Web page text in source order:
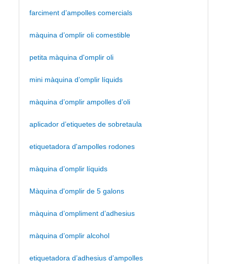
farciment d’ampolles comercials
màquina d’omplir oli comestible
petita màquina d'omplir oli
mini màquina d’omplir líquids
màquina d’omplir ampolles d’oli
aplicador d’etiquetes de sobretaula
etiquetadora d'ampolles rodones
màquina d’omplir líquids
Màquina d'omplir de 5 galons
màquina d’ompliment d’adhesius
màquina d’omplir alcohol
etiquetadora d’adhesius d’ampolles